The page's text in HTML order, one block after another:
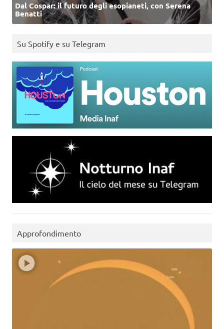
Dal Cospar: il futuro degli esopianeti, con Serena
Benatti
Su Spotify e su Telegram
Approfondimento